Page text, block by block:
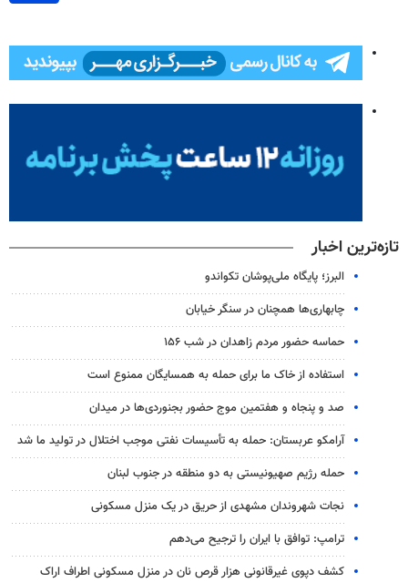
تازه‌ترین اخبار
البرز؛ پایگاه ملی‌پوشان تکواندو
چابهاری‌ها همچنان در سنگر خیابان
حماسه حضور مردم زاهدان در شب ۱۵۶
استفاده از خاک ما برای حمله به همسایگان ممنوع است
صد و پنجاه و هفتمین موج حضور بجنوردی‌ها در میدان
آرامکو عربستان: حمله به تأسیسات نفتی موجب اختلال در تولید ما شد
حمله رژیم صهیونیستی به دو منطقه در جنوب لبنان
نجات شهروندان مشهدی از حریق در یک منزل مسکونی
ترامپ: توافق با ایران را ترجیح می‌دهم
کشف دپوی غیرقانونی هزار قرص نان در منزل مسکونی اطراف اراک